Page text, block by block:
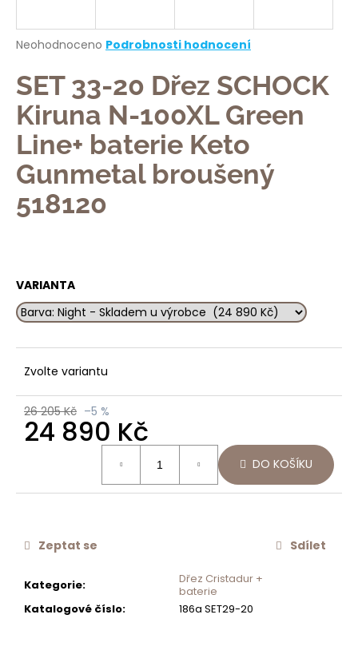
Průměrné
produktu
je
0,0
5
hvězdiček.
Neohodnoceno Podrobnosti hodnocení
SET 33-20 Dřez SCHOCK
Kiruna N-100XL Green
Line+ baterie Keto
Gunmetal broušený
518120
VARIANTA
Zvolte variantu
26 205 Kč –5 %
24 890 Kč
DO KOŠÍKU
Kategorie:
Dřez Cristadur +
baterie
Katalogové číslo: 186a SET29-20
Zeptat se Sdílet
j
t
?
HLEDAT
o
p
o
u
e
m
EXCENTRU
Kč